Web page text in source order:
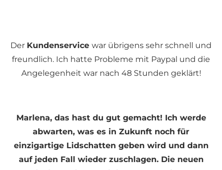
Der Kundenservice war übrigens sehr schnell und
freundlich. Ich hatte Probleme mit Paypal und die
Angelegenheit war nach 48 Stunden geklärt!
Marlena, das hast du gut gemacht! Ich werde
abwarten, was es in Zukunft noch für
einzigartige Lidschatten geben wird und dann
auf jeden Fall wieder zuschlagen. Die neuen